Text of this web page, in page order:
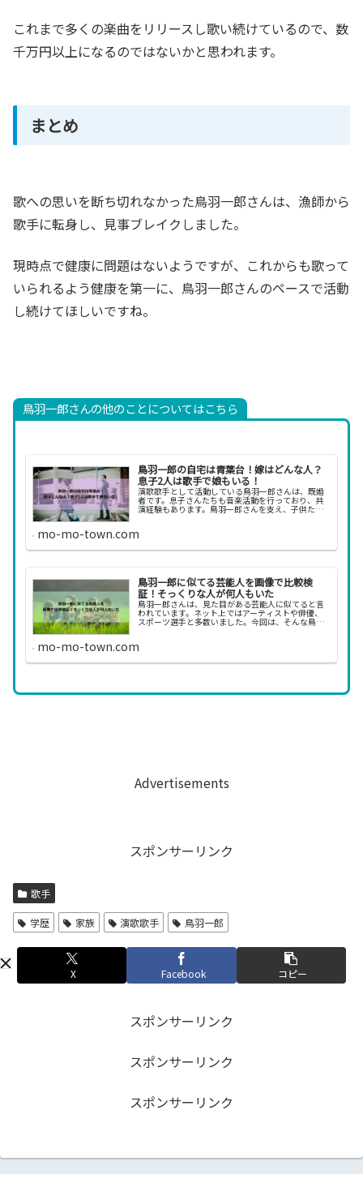
これまで多くの楽曲をリリースし歌い続けているので、数
千万円以上になるのではないかと思われます。
まとめ
歌への思いを断ち切れなかった鳥羽一郎さんは、漁師から
歌手に転身し、見事ブレイクしました。
現時点で健康に問題はないようですが、これからも歌って
いられるよう健康を第一に、鳥羽一郎さんのペースで活動
し続けてほしいですね。
鳥羽一郎さんの他のことについてはこちら
鳥羽一郎の自宅は青葉台！嫁はどんな人？
息子2人は歌手で娘もいる！
演歌歌手として活動している鳥羽一郎さんは、既婚
者です。息子さんたちも音楽活動を行っており、共
演経験もあります。鳥羽一郎さんを支え、子供たち
べてみました...
mo-mo-town.com
鳥羽一郎に似てる芸能人を画像で比較検
証！そっくりな人が何人もいた
鳥羽一郎さんは、見た目がある芸能人に似てると言
われています。ネット上ではアーティストや俳優、
スポーツ選手と多数いました。今回は、そんな鳥羽
誰に、ど...
mo-mo-town.com
Advertisements
スポンサーリンク
歌手
学歴 家族 演歌歌手 鳥羽一郎
X Facebook コピー
スポンサーリンク
スポンサーリンク
スポンサーリンク